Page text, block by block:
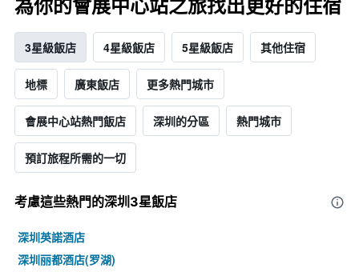
為你的會展中心站之旅找出更好的住宿
3星級飯店 4星級飯店 5星級飯店 其他住宿
地標 廣東飯店 更多熱門城市
會展中心站熱門飯店 深圳的分區 熱門城市
預訂旅程所需的一切
考慮這些熱門的深圳3星​飯店
深圳英諾酒店
深圳丽都酒店(罗湖)